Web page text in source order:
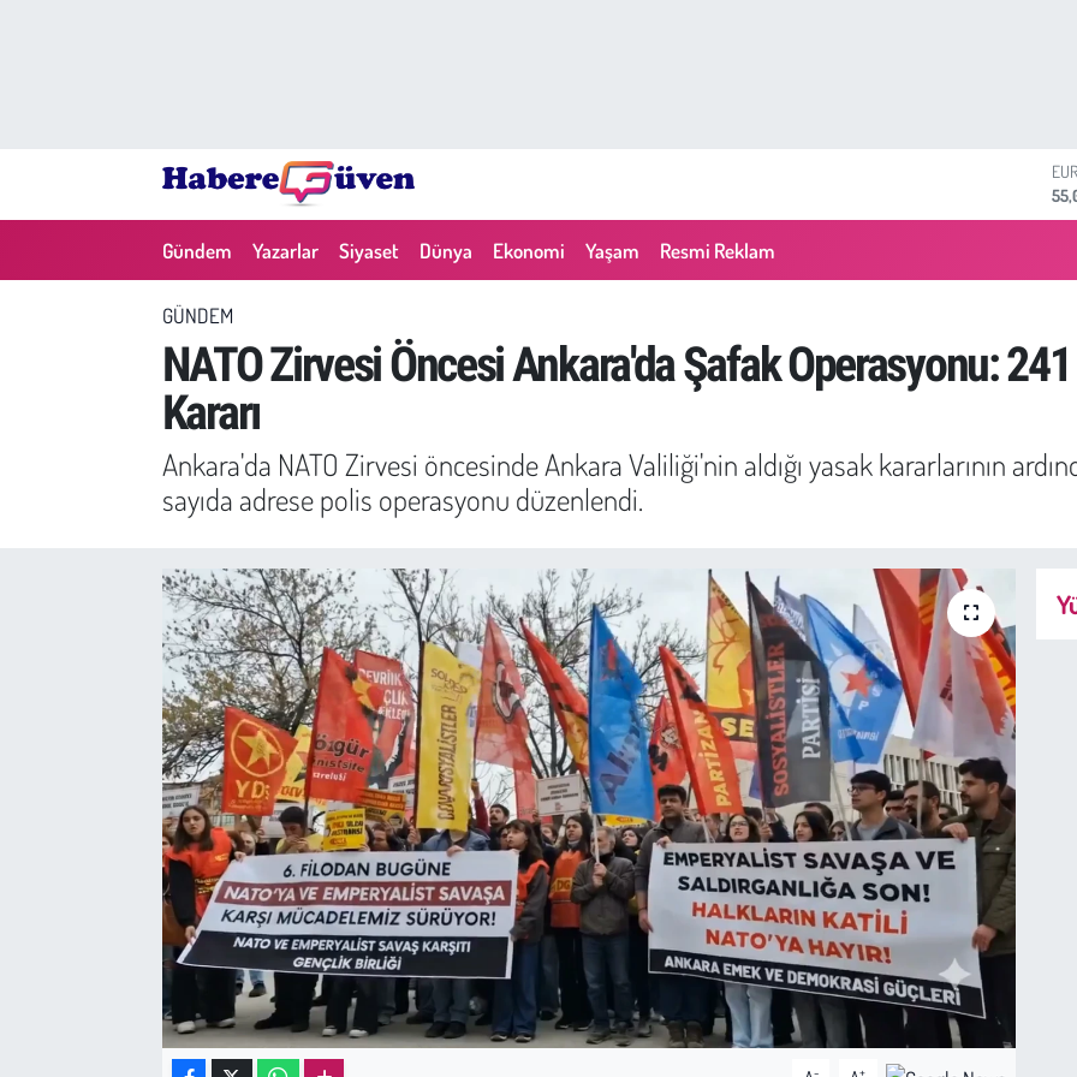
Gündem Yazarlar Siyaset Dünya Ekonomi Yaşam Resmi Reklam
GÜNDEM
NATO Zirvesi Öncesi Ankara'da Şafak Operasyonu:
Kararı
Ankara'da NATO Zirvesi öncesinde Ankara Valiliği'nin aldığı yasak kararlarının
sayıda adrese polis operasyonu düzenlendi.
- +
Siyaset
Yerel Haberler
Kültür Sanat
Bilim - Teknoloji
İnsan Hakları
Hayvan Hakları
Süper Lig Puan Durumu ve Fikstür
Son Dakika Haberleri